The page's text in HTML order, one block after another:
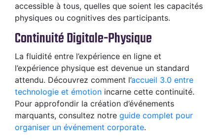
accessible à tous, quelles que soient les capacités
physiques ou cognitives des participants.
Continuité Digitale-Physique
La fluidité entre l’expérience en ligne et
l’expérience physique est devenue un standard
attendu. Découvrez comment l’accueil 3.0 entre
technologie et émotion incarne cette continuité.
Pour approfondir la création d’événements
marquants, consultez notre guide complet pour
organiser un événement corporate.